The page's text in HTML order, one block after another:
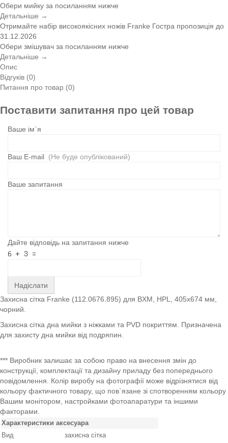
Обери мийку за посиланням нижче
Детальніше →
Отримайте набір високоякісних ножів Franke Гостра пропозиція до
31.12.2026
Обери змішувач за посиланням нижче
Детальніше →
Опис
Відгуків (0)
Питання про товар (0)
Поставити запитання про цей товар
Ваше ім`я
Ваш E-mail (Не буде опублікований)
Ваше запитання
Дайте відповідь на запитання нижче
Надіслати
Захисна сітка Franke (112.0676.895) для BXM, HPL, 405х674 мм,
чорний.
Захисна сітка дна мийки з ніжками та PVD покриттям. Призначена
для захисту дна мийки від подряпин.
*** Виробник залишає за собою право на внесення змін до
конструкції, комплектації та дизайну приладу без попереднього
повідомлення. Колір виробу на фотографії може відрізнятися від
кольору фактичного товару, що пов`язане зі спотворенням кольору
Вашим монітором, настройками фотоапаратури та іншими
факторами.
Характеристики аксесуара
Вид
захисна сітка